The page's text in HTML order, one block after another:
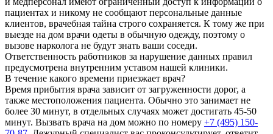
пациентах и никому не сообщают персональные данные
клиентов, врачебная тайна строго сохраняется. К тому же при
выезде на дом врачи одеты в обычную одежду, поэтому о
вызове нарколога не будут знать ваши соседи.
Ответственность работников за нарушение данных правил
предусмотрена внутренним уставом нашей клиники.
В течение какого времени приезжает врач?
Время прибытия врача зависит от загруженности дорог, а
также местоположения пациента. Обычно это занимает не
более 30 минут, в отдельных случаях может достигать 45-50
минут. Вызвать врача на дом можно по номеру +7 (495) 150-